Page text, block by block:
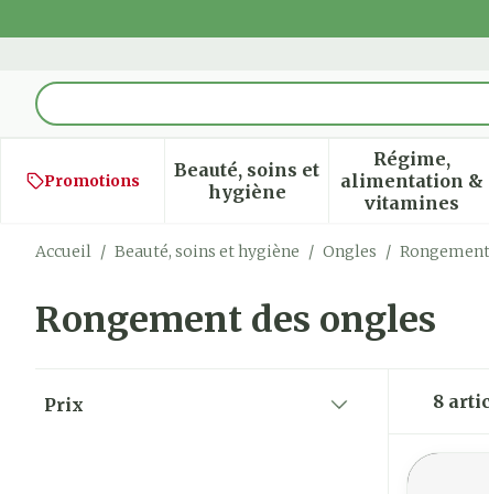
Rechercher
Promotions
Beauté, soins et
hygièneAfficher le sous-menu
Régime,
alimentation &
vitamines
Afficher
Accueil / Beauté, soins et hygiène / Ongles /
Rongement des ongles
Prix
8